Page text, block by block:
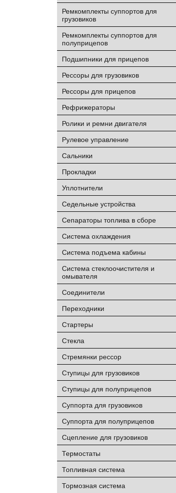
Ремкомплекты суппортов для
грузовиков
Ремкомплекты суппортов для
полуприцепов
Подшипники для прицепов
Рессоры для грузовиков
Рессоры для прицепов
Рефрижераторы
Ролики и ремни двигателя
Рулевое управление
Сальники
Прокладки
Уплотнители
Седельные устройства
Сепараторы топлива в сборе
Система охлаждения
Система подъема кабины
Система стеклоочистителя и
омывателя
Соединители
Переходники
Стартеры
Стекла
Стремянки рессор
Ступицы для грузовиков
Ступицы для полуприцепов
Суппорта для грузовиков
Суппорта для полуприцепов
Сцепление для грузовиков
Термостаты
Топливная система
Тормозная система